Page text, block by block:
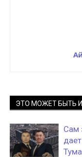
ЭТО МОЖЕТ БЫТЬ
Сам